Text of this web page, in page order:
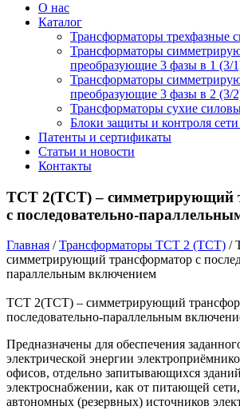
О нас
Каталог
Трансформаторы трехфазные
Трансформаторы
преобразующие 3 фазы в 1 (3/
Трансформаторы
преобразующие 3 фазы в 2 (3/
Трансформаторы сухие
Блоки защиты и контроля
Патенты и сертификаты
Статьи и новости
Контакты
ТСТ 2(ТСТ) – симметрирующий
с последовательно-
Главная /Трансформаторы ТСТ 2 (ТСТ) /
симметрирующий трансформатор с
параллельным включением
ТСТ 2(ТСТ) – симметрирующий
последовательно-параллельным
Предназначены для обеспечения
электрической энергии
офисов, отдельно запитывающихся
электроснабжении, как от питающей
автономных (резервных) источников